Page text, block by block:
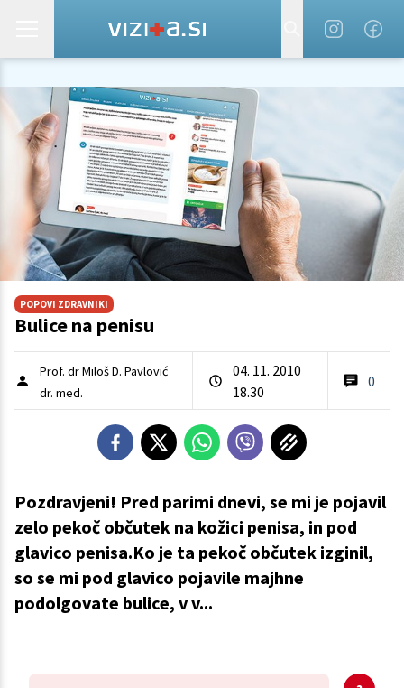
POPOVI ZDRAVNIKI
Bulice na penisu
Prof. dr Miloš D. Pavlović
dr. med.
04. 11. 2010
18.30
0
Pozdravjeni! Pred parimi dnevi, se mi je pojavil
zelo pekoč občutek na kožici penisa, in pod
glavico penisa.Ko je ta pekoč občutek izginil,
so se mi pod glavico pojavile majhne
podolgovate bulice, v v...